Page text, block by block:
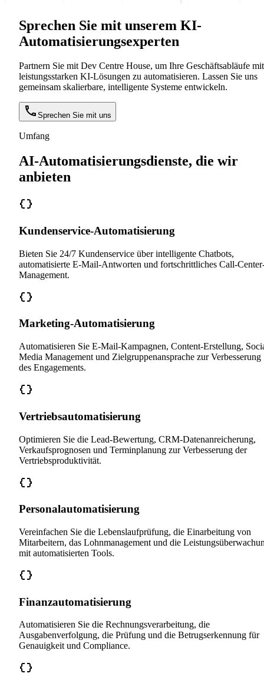
Sprechen Sie mit unserem KI-
Automatisierungsexperten
Partnern Sie mit Dev Centre House, um Ihre Geschäftsabläufe mit
leistungsstarken KI-Lösungen zu automatisieren. Lassen Sie uns
gemeinsam skalierbare, intelligente Systeme entwickeln.
Sprechen Sie mit uns
Umfang
AI-Automatisierungsdienste, die wir
anbieten
Kundenservice-Automatisierung
Bieten Sie 24/7 Kundenservice über intelligente Chatbots,
automatisierte E-Mail-Antworten und fortschrittliches Call-
Management.
Marketing-Automatisierung
Automatisieren Sie E-Mail-Kampagnen, Content-Erstellung,
Media Management und Zielgruppenansprache zur Verbesserung
des Engagements.
Vertriebsautomatisierung
Optimieren Sie die Lead-Bewertung, CRM-Datenanreicherung,
Verkaufsprognosen und Terminplanung zur Verbesserung der
Vertriebsproduktivität.
Personalautomatisierung
Vereinfachen Sie die Lebenslaufprüfung, die Einarbeitung von
Mitarbeitern, das Lohnmanagement und die
mit automatisierten Tools.
Finanzautomatisierung
Automatisieren Sie die Rechnungsverarbeitung, die
Ausgabenverfolgung, die Prüfung und die Betrugserkennung für
Genauigkeit und Compliance.